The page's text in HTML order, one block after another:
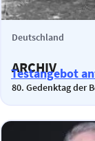
Deutschland
ARCHIV
80. Gedenktag der
Testangebot